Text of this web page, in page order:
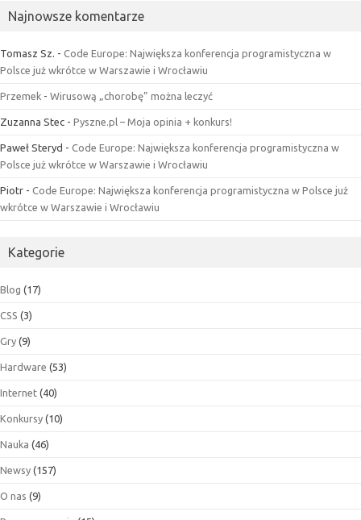
Najnowsze komentarze
Tomasz Sz. - Code Europe: Największa konferencja programistyczna w
Polsce już wkrótce w Warszawie i Wrocławiu
Przemek - Wirusową „chorobę” można leczyć
Zuzanna Stec - Pyszne.pl – Moja opinia + konkurs!
Paweł Steryd - Code Europe: Największa konferencja programistyczna w
Polsce już wkrótce w Warszawie i Wrocławiu
Piotr - Code Europe: Największa konferencja programistyczna w Polsce już
wkrótce w Warszawie i Wrocławiu
Kategorie
Blog (17)
CSS (3)
Gry (9)
Hardware (53)
Internet (40)
Konkursy (10)
Nauka (46)
Newsy (157)
O nas (9)